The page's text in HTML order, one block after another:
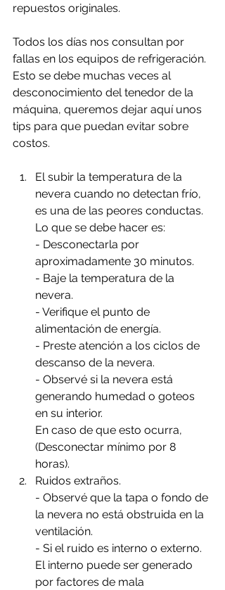
repuestos originales.
Todos los días nos consultan por
fallas en los equipos de refrigeración.
Esto se debe muchas veces al
desconocimiento del tenedor de la
máquina, queremos dejar aquí unos
tips para que puedan evitar sobre
costos.
El subir la temperatura de la
nevera cuando no detectan frío,
es una de las peores conductas.
Lo que se debe hacer es:
- Desconectarla por
aproximadamente 30 minutos.
- Baje la temperatura de la
nevera.
- Verifique el punto de
alimentación de energía.
- Preste atención a los ciclos de
descanso de la nevera.
- Observé si la nevera está
generando humedad o goteos
en su interior.
En caso de que esto ocurra,
(Desconectar mínimo por 8
horas).
Ruidos extraños.
- Observé que la tapa o fondo de
la nevera no está obstruida en la
ventilación.
- Si el ruido es interno o externo.
El interno puede ser generado
por factores de mala